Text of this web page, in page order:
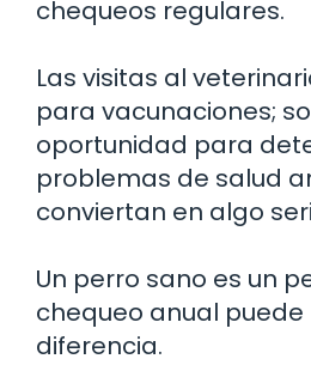
chequeos regulares.
Las visitas al
para vacunaciones;
oportunidad para
problemas de salud
conviertan en algo
Un perro sano es un
chequeo anual
diferencia.